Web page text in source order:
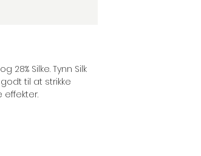
28% Silke. Tynn Silk
til at strikke